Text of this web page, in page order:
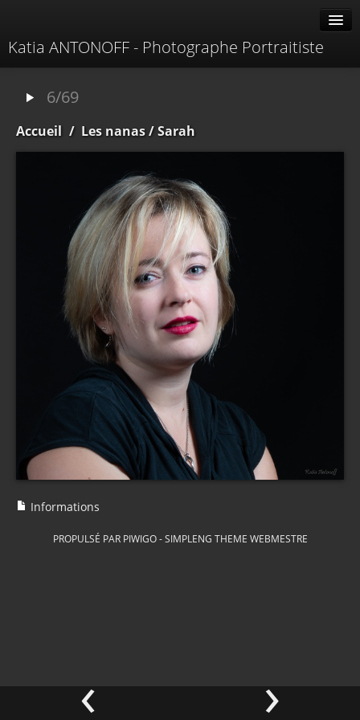
Katia ANTONOFF - Photographe Portraitiste
6/69
Accueil / Les nanas/ Sarah
‹ ›
Informations
PROPULSÉ PAR PIWIGO-SIMPLENG THEME WEBMESTRE